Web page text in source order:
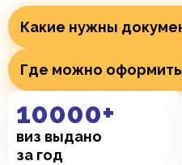
Какие нужны
Где можно
виз выдано
за год
10000+